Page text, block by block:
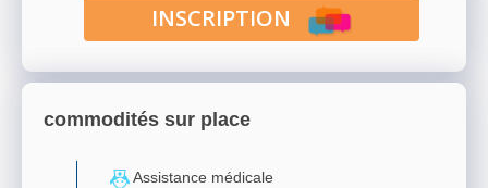
INSCRIPTION
commodités sur place
Assistance médicale